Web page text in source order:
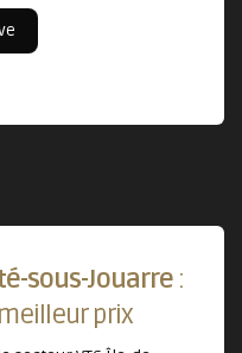
sous-Jouarre :
prix